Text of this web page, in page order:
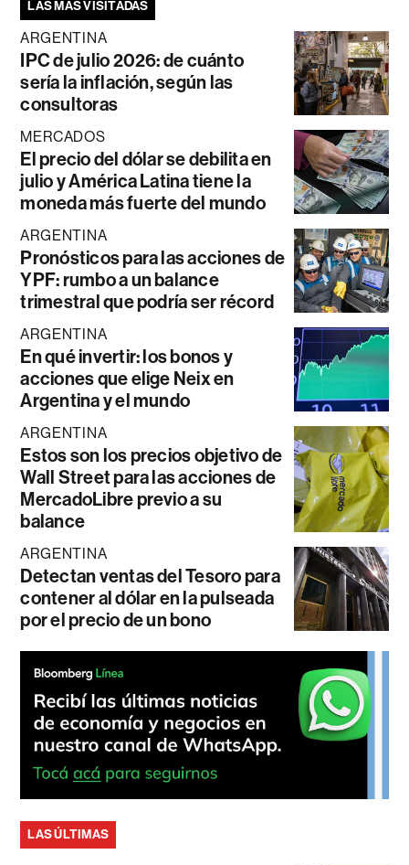
LAS MÁS VISITADAS
ARGENTINA
IPC de julio 2026: de cuánto
sería la inflación, según las
consultoras
MERCADOS
El precio del dólar se debilita en
julio y América Latina tiene la
moneda más fuerte del mundo
ARGENTINA
Pronósticos para las acciones de
YPF: rumbo a un balance
trimestral que podría ser récord
ARGENTINA
En qué invertir: los bonos y
acciones que elige Neix en
Argentina y el mundo
ARGENTINA
Estos son los precios objetivo de
Wall Street para las acciones de
MercadoLibre previo a su
balance
ARGENTINA
Detectan ventas del Tesoro para
contener al dólar en la pulseada
por el precio de un bono
LAS ÚLTIMAS